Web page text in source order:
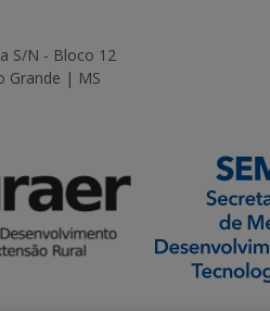
S/N - Bloco 12
Grande | MS